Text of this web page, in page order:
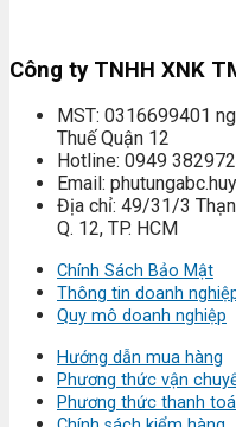
Công ty TNHH XNK
MST: 0316699401
Thuế Quận 12
Hotline: 0949 382972
Email:
Địa chỉ: 49/31/3
Q. 12, TP. HCM
Chính Sách Bảo Mật
Thông tin doanh
Quy mô doanh nghiệp
Hướng dẫn mua hàng
Phương thức vận
Phương thức thanh